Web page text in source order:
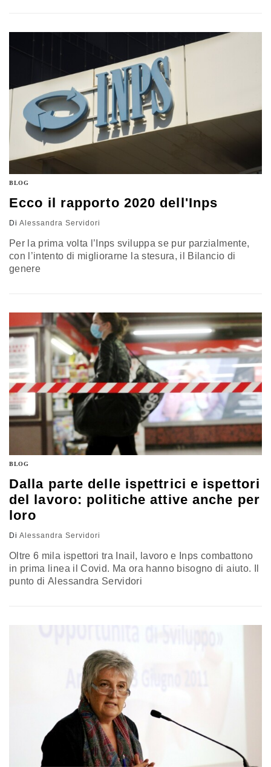
BLOG
Ecco il rapporto 2020 dell'Inps
Di Alessandra Servidori
Per la prima volta l’Inps sviluppa se pur parzialmente,
con l’intento di migliorarne la stesura, il Bilancio di
genere
BLOG
Dalla parte delle ispettrici e ispettori
del lavoro: politiche attive anche per
loro
Di Alessandra Servidori
Oltre 6 mila ispettori tra Inail, lavoro e Inps combattono
in prima linea il Covid. Ma ora hanno bisogno di aiuto. Il
punto di Alessandra Servidori